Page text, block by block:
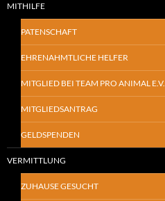
MITHILFE
PATENSCHAFT
EHRENAHMTLICHE HELFER
MITGLIED BEI TEAM PRO ANIMAL E.V.
MITGLIEDSANTRAG
GELDSPENDEN
VERMITTLUNG
ZUHAUSE GESUCHT